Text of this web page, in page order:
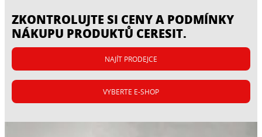
ZKONTROLUJTE SI CENY A PODMÍNKY
NÁKUPU PRODUKTŮ CERESIT.
NAJÍT PRODEJCE
VYBERTE E-SHOP